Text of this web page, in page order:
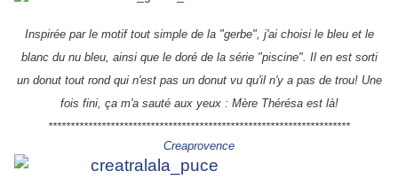
Inspirée par le motif tout simple de la "gerbe", j'ai choisi le bleu et le
blanc du nu bleu, ainsi que le doré de la série "piscine". Il en est sorti
un donut tout rond qui n'est pas un donut vu qu'il n'y a pas de trou! Une
fois fini, ça m'a sauté aux yeux : Mère Thérésa est là!
********************************************************************
Creaprovence